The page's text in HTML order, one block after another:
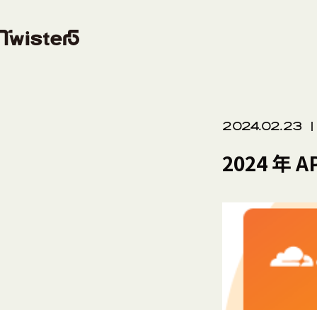
2024.02.23
2024 年